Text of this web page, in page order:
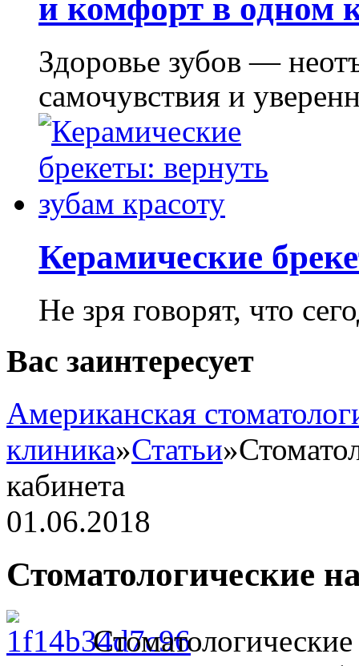
и комфорт в одном
Здоровье зубов —
самочувствия и
Керамические
Не зря говорят, что
Вас заинтересует
Американская
клиника»Статьи»
кабинета
01.06.2018
Стоматологические